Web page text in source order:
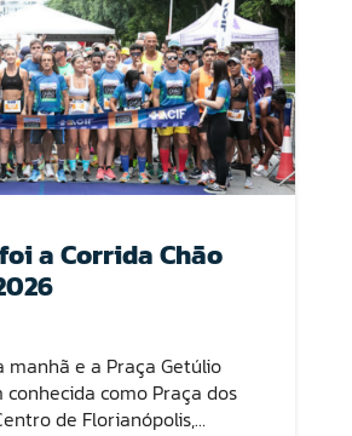
a Corrida Chão
manhã e a Praça Getúlio
conhecida como Praça dos
de Florianópolis,…